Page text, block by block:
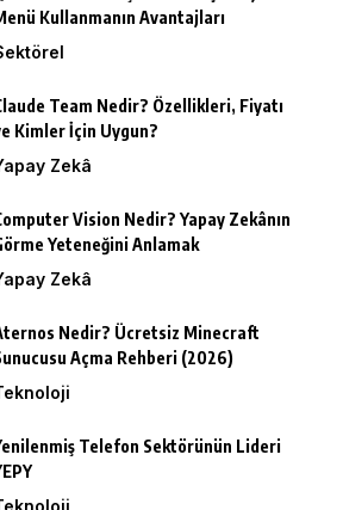
Kullanmanın Avantajları
Team Nedir? Özellikleri, Fiyatı
Kimler İçin Uygun?
Zekâ
Vision Nedir? Yapay Zekânın
Yeteneğini Anlamak
Zekâ
Nedir? Ücretsiz Minecraft
Açma Rehberi (2026)
Telefon Sektörünün Lideri